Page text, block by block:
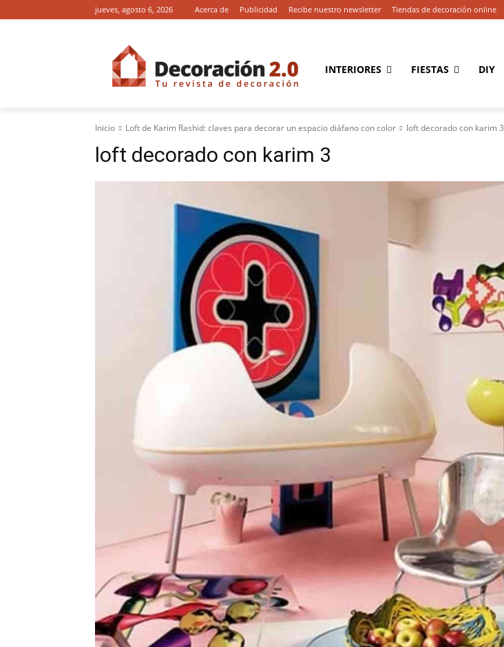
jueves, agosto 6, 2026 Acerca de Publicidad Recibe nuestro newsletter Tiendas de decoración online
INTERIORES FIESTAS DIY
Inicio Loft de Karim Rashid: claves para decorar un espacio diáfano con color loft decorado con karim 3
loft decorado con karim 3